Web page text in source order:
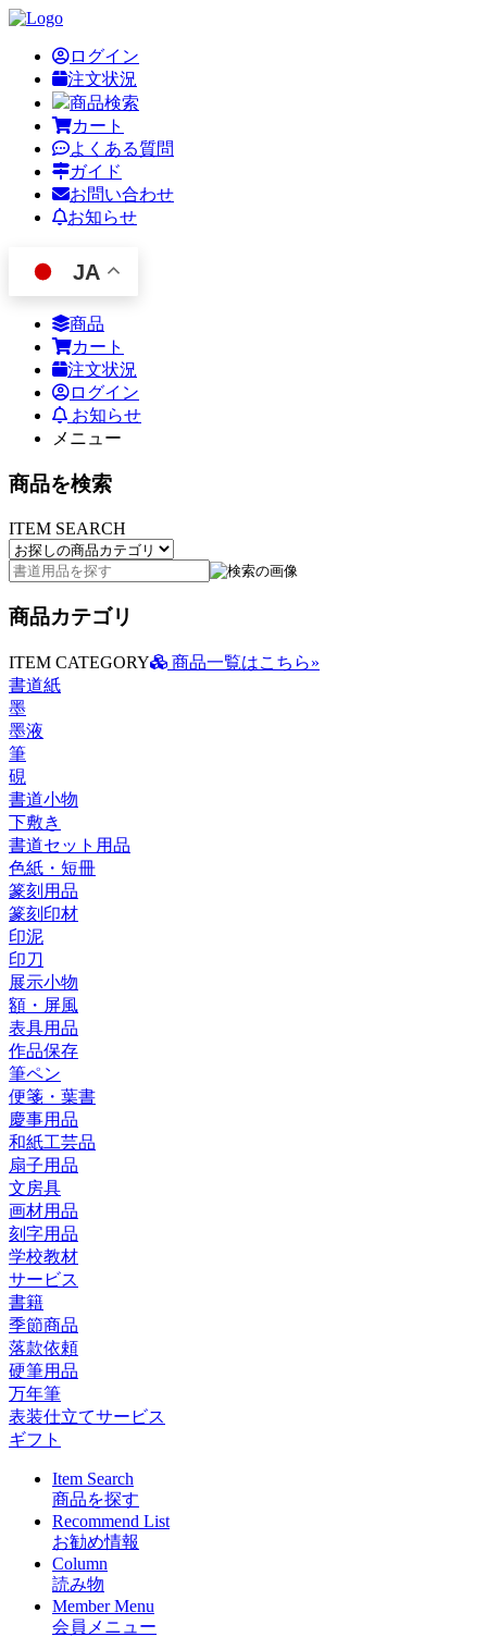
ログイン
注文状況
商品検索
カート
よくある質問
ガイド
お問い合わせ
お知らせ
JA
商品
カート
注文状況
ログイン
お知らせ
メニュー
商品を検索
ITEM SEARCH
商品カテゴリ
ITEM CATEGORY
商品一覧はこちら»
書道紙
墨
墨液
筆
硯
書道小物
下敷き
書道セット用品
色紙・短冊
篆刻用品
篆刻印材
印泥
印刀
展示小物
額・屏風
表具用品
作品保存
筆ペン
便箋・葉書
慶事用品
和紙工芸品
扇子用品
文房具
画材用品
刻字用品
学校教材
サービス
書籍
季節商品
落款依頼
硬筆用品
万年筆
表装仕立てサービス
ギフト
Item Search
商品を探す
Recommend List
お勧め情報
Column
読み物
Member Menu
会員メニュー